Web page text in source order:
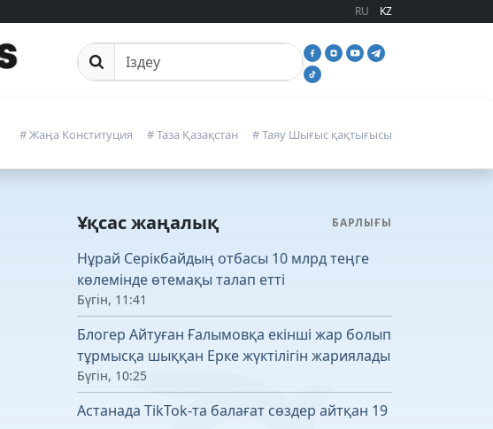
RU KZ
Сайттан іздеу
# Жаңа Конституция # Таза Қазақстан # Таяу Шығыс қақтығысы
Ұқсас жаңалық БАРЛЫҒЫ
Нұрай Серікбайдың отбасы 10 млрд теңге
көлемінде өтемақы талап етті
Бүгін, 11:41
Блогер Айтуған Ғалымовқа екінші жар болып
тұрмысқа шыққан Ерке жүктілігін жариялады
Бүгін, 10:25
Астанада TikTok-та балағат сөздер айтқан 19